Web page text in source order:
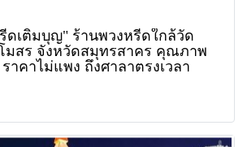
ดเติมบุญ" ร้านพวงหรีดใกล้วัด
มสร จังหวัดสมุทรสาคร คุณภาพ
าคาไม่แพง ถึงศาลาตรงเวลา